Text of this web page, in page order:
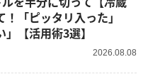
「ピッタリ入った」
」【活用術3選】
2026.08.08